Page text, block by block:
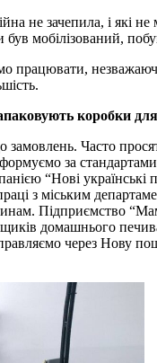
не зачепила, і які
мобілізований,
працювати,
коробки
Часто
за
“Нові
з міським
Підприємство
домашнього
через Нову